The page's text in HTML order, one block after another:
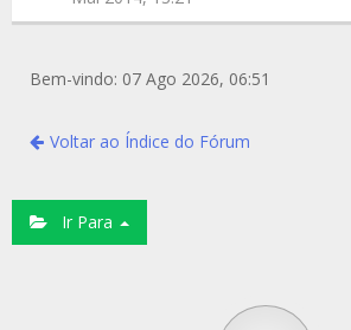
Bem-vindo: 07 Ago 2026, 06:51
Voltar ao Índice do Fórum
Ir Para